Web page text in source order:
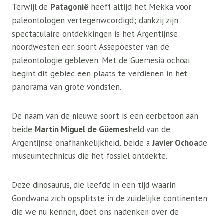
Terwijl de Patagonië heeft altijd het Mekka voor
paleontologen vertegenwoordigd; dankzij zijn
spectaculaire ontdekkingen is het Argentijnse
noordwesten een soort Assepoester van de
paleontologie gebleven. Met de Guemesia ochoai
begint dit gebied een plaats te verdienen in het
panorama van grote vondsten.
De naam van de nieuwe soort is een eerbetoon aan
beide Martin Miguel de Güemesheld van de
Argentijnse onafhankelijkheid, beide aJavier Ochoade
museumtechnicus die het fossiel ontdekte.
Deze dinosaurus, die leefde in een tijd waarin
Gondwana zich opsplitste in de zuidelijke continenten
die we nu kennen, doet ons nadenken over de